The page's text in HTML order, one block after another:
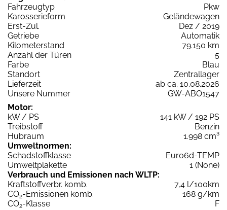
Fahrzeugtyp
Pkw
Karosserieform
Geländewagen
Erst-Zul.
Dez / 2019
Getriebe
Automatik
Kilometerstand
79.150 km
Anzahl der Türen
5
Farbe
Blau
Standort
Zentrallager
Lieferzeit
ab ca. 10.08.2026
Unsere Nummer
GW-ABO1547
Motor:
kW / PS
141 kW / 192 PS
Treibstoff
Benzin
Hubraum
1.998 cm³
Umweltnormen:
Schadstoffklasse
Euro6d-TEMP
Umweltplakette
1 (None)
Verbrauch und Emissionen nach WLTP:
Kraftstoffverbr. komb.
7,4 l/100km
CO2-Emissionen komb.
168 g/km
CO2-Klasse
F